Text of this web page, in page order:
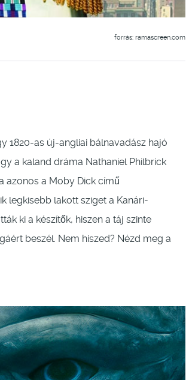
forrás: ramascreen.com
1820-as új-angliai bálnavadász hajó
a kaland dráma Nathaniel Philbrick
azonos a Moby Dick című
legkisebb lakott sziget a Kanári-
ki a készítők, hiszen a táj szinte
beszél. Nem hiszed? Nézd meg a